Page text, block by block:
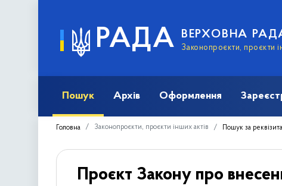
РАДА ВЕРХОВНА
Законопроєкти, проєкти
Пошук Архів Оформлення
Головна Законопроєкти, проєкти інших актів Пошук за
Проєкт Закону про